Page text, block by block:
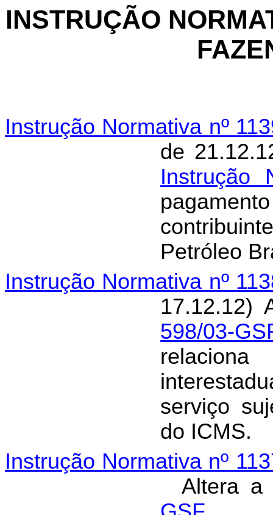
INSTRUÇÃO
Instrução Normativa nº
de
Instrução
Petróleo
Instrução Normativa nº
17.12.12)
598/03-
serviço
do ICMS.
Instrução Normativa nº
Altera